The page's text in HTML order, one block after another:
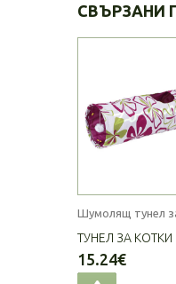
СВЪРЗАНИ
Шумолящ тунел
ТУНЕЛ ЗА КОТКИ
15.24€